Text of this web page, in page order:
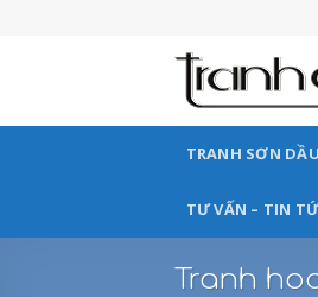
TRANH SƠN DẦU
TƯ VẤN – TIN
Tranh